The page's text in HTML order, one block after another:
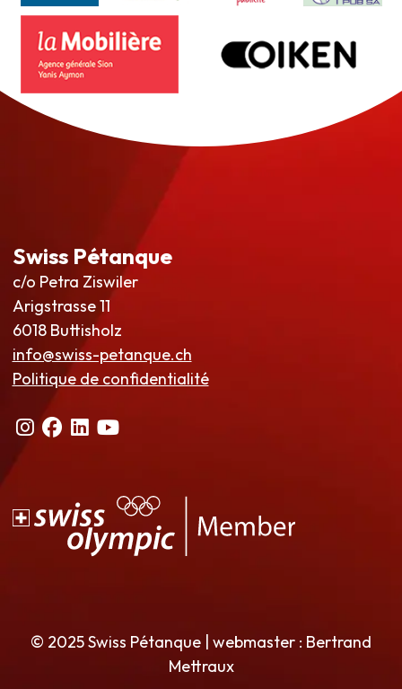
Swiss Pétanque
c/o Petra Ziswiler
Arigstrasse 11
6018 Buttisholz
info@swiss-petanque.ch
Politique de confidentialité
© 2025 Swiss Pétanque | webmaster : Bertrand
Mettraux